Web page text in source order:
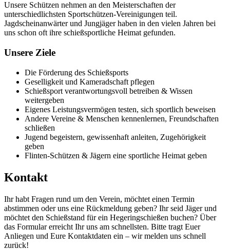
Unsere Schützen nehmen an den Meisterschaften der
unterschiedlichsten Sportschützen-Vereinigungen teil.
Jagdscheinanwärter und Jungjäger haben in den vielen Jahren bei
uns schon oft ihre schießsportliche Heimat gefunden.
Unsere Ziele
Die Förderung des Schießsports
Geselligkeit und Kameradschaft pflegen
Schießsport verantwortungsvoll betreiben & Wissen
weitergeben
Eigenes Leistungsvermögen testen, sich sportlich beweisen
Andere Vereine & Menschen kennenlernen, Freundschaften
schließen
Jugend begeistern, gewissenhaft anleiten, Zugehörigkeit
geben
Flinten-Schützen & Jägern eine sportliche Heimat geben
Kontakt
Ihr habt Fragen rund um den Verein, möchtet einen Termin
abstimmen oder uns eine Rückmeldung geben? Ihr seid Jäger und
möchtet den Schießstand für ein Hegeringschießen buchen? Über
das Formular erreicht Ihr uns am schnellsten. Bitte tragt Euer
Anliegen und Eure Kontaktdaten ein – wir melden uns schnell
zurück!